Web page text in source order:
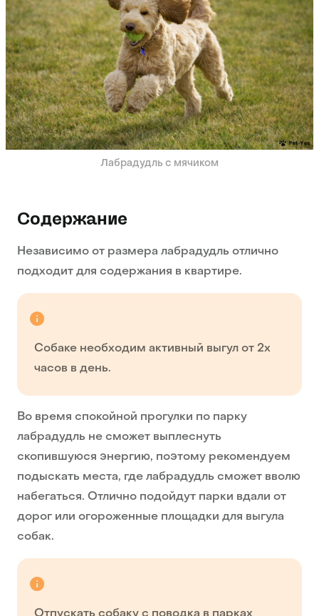
Лабрадудль с мячиком
Содержание
Независимо от размера лабрадудль отлично
подходит для содержания в квартире.
Собаке необходим активный выгул от 2х
часов в день.
Во время спокойной прогулки по парку
лабрадудль не сможет выплеснуть
скопившуюся энергию, поэтому рекомендуем
подыскать места, где лабрадудль сможет вволю
набегаться. Отлично подойдут парки вдали от
дорог или огороженные площадки для выгула
собак.